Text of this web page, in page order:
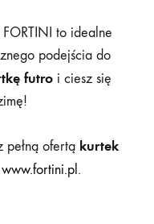
to idealne
podejścia do
futro i ciesz się
pełną ofertą kurtek
www.fortini.pl .